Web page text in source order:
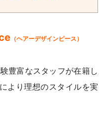
（ヘアーデザインピース）
豊富なスタッフが在籍し
より理想のスタイルを実